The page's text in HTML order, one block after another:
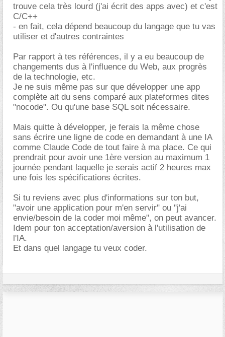
trouve cela très lourd (j'ai écrit des apps avec) et c'est
C/C++
- en fait, cela dépend beaucoup du langage que tu vas
utiliser et d'autres contraintes
Par rapport à tes références, il y a eu beaucoup de
changements dus à l'influence du Web, aux progrès
de la technologie, etc.
Je ne suis même pas sur que développer une app
complète ait du sens comparé aux plateformes dites
"nocode". Ou qu'une base SQL soit nécessaire.
Mais quitte à développer, je ferais la même chose
sans écrire une ligne de code en demandant à une IA
comme Claude Code de tout faire à ma place. Ce qui
prendrait pour avoir une 1ère version au maximum 1
journée pendant laquelle je serais actif 2 heures max
une fois les spécifications écrites.
Si tu reviens avec plus d'informations sur ton but,
"avoir une application pour m'en servir" ou "j'ai
envie/besoin de la coder moi même", on peut avancer.
Idem pour ton acceptation/aversion à l'utilisation de
l'IA.
Et dans quel langage tu veux coder.